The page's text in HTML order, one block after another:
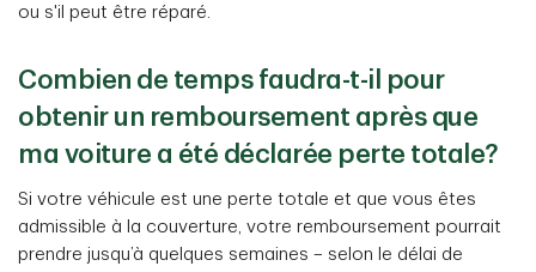
ou s'il peut être réparé.
Combien de temps faudra-t-il pour
obtenir un remboursement après que
ma voiture a été déclarée perte totale?
Si votre véhicule est une perte totale et que vous êtes
admissible à la couverture, votre remboursement pourrait
prendre jusqu’à quelques semaines – selon le délai de